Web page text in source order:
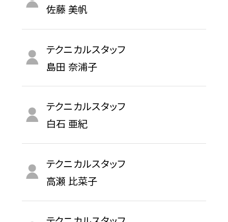
佐藤 美帆
島田 奈浦子
テクニカルスタッフ
白石 亜紀
テクニカルスタッフ
高瀬 比菜子
テクニカルスタッフ